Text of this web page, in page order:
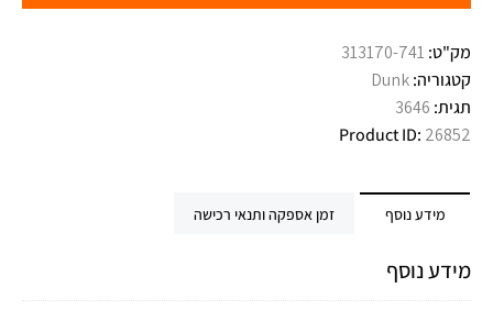
מק"ט: 313170-741
קטגוריה:Dunk
תגית: 3646
Product ID: 26852
מידע נוסף זמן אספקה ותנאי רכישה
מידע נוסף